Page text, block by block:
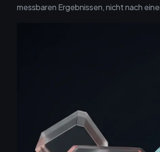
messbaren Ergebnissen, nicht nach